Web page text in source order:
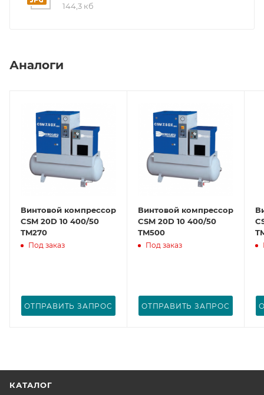
144,3 кб
Аналоги
Винтовой компрессор
CSM 20D 10 400/50
TM270
Под заказ
ОТПРАВИТЬ ЗАПРОС
Винтовой компрессор
CSM 20D 10 400/50
TM500
Под заказ
ОТПРАВИТЬ ЗАПРОС
КАТАЛОГ